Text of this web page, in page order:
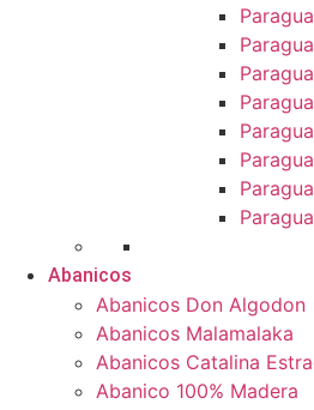
Abanicos
Abanicos Don Algodon
Abanicos Malamalaka
Abanicos Catalina
Abanico 100% Madera